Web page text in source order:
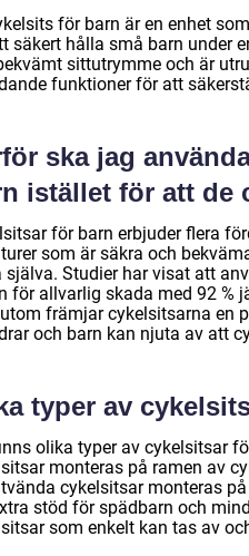
för barn är en enhet
säkert hålla små barn under
sittutrymme och är
funktioner för att
ska jag
istället för att de
för barn erbjuder flera
som är säkra och
själva. Studier har visat att
för allvarlig skada med 92 %
främjar cykelsitsarna en
och barn kan njuta av att
typer av
olika typer av cykelsitsar
monteras på ramen av
cykelsitsar monteras
stöd för spädbarn och
som enkelt kan tas av